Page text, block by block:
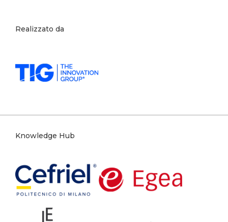
Realizzato da
Knowledge Hub